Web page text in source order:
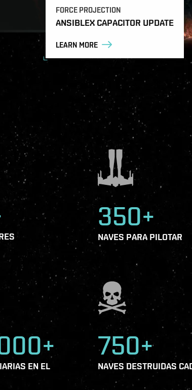
FORCE PROJECTION
ANSIBLEX CAPACITOR UPDATE
LEARN MORE
350+
NAVES PARA PILOTAR
EN EL
750+
NAVES DESTRUIDAS